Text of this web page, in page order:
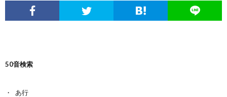
50音検索
あ行